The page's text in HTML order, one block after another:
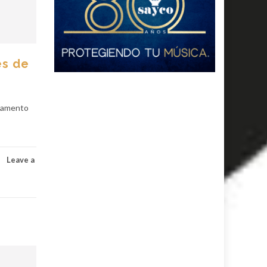
de
Leave a